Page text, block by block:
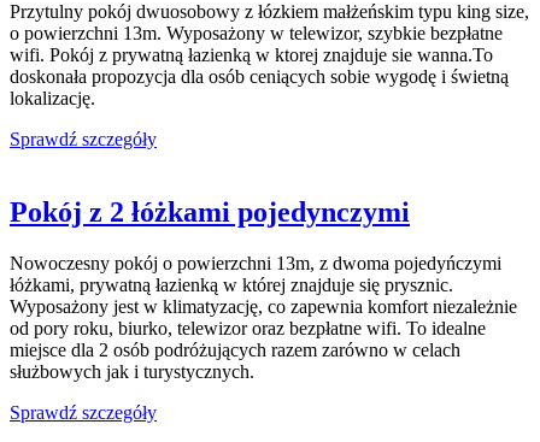
Przytulny pokój dwuosobowy z łózkiem małżeńskim typu king size,
o powierzchni 13m. Wyposażony w telewizor, szybkie bezpłatne
wifi. Pokój z prywatną łazienką w ktorej znajduje sie wanna.To
doskonała propozycja dla osób ceniących sobie wygodę i świetną
lokalizację.
Sprawdź szczegóły
Pokój z 2 łóżkami pojedynczymi
Nowoczesny pokój o powierzchni 13m, z dwoma pojedyńczymi
łóżkami, prywatną łazienką w której znajduje się prysznic.
Wyposażony jest w klimatyzację, co zapewnia komfort niezależnie
od pory roku, biurko, telewizor oraz bezpłatne wifi. To idealne
miejsce dla 2 osób podróżujących razem zarówno w celach
służbowych jak i turystycznych.
Sprawdź szczegóły